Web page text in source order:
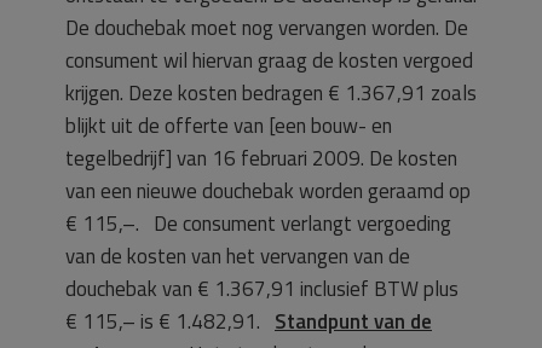
De douchebak moet nog vervangen worden. De
consument wil hiervan graag de kosten vergoed
krijgen. Deze kosten bedragen € 1.367,91 zoals
blijkt uit de offerte van [een bouw- en
tegelbedrijf] van 16 februari 2009. De kosten
van een nieuwe douchebak worden geraamd op
€ 115,–. De consument verlangt vergoeding
van de kosten van het vervangen van de
douchebak van € 1.367,91 inclusief BTW plus
€ 115,– is € 1.482,91. Standpunt van de